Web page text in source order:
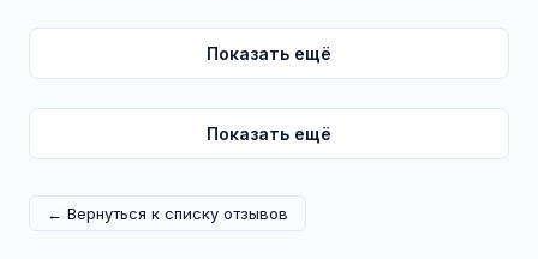
Показать ещё
Показать ещё
← Вернуться к списку отзывов